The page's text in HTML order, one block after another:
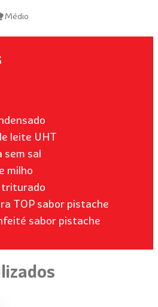
Médio
leite UHT
sem sal
milho
triturado
TOP sabor pistache
sabor pistache